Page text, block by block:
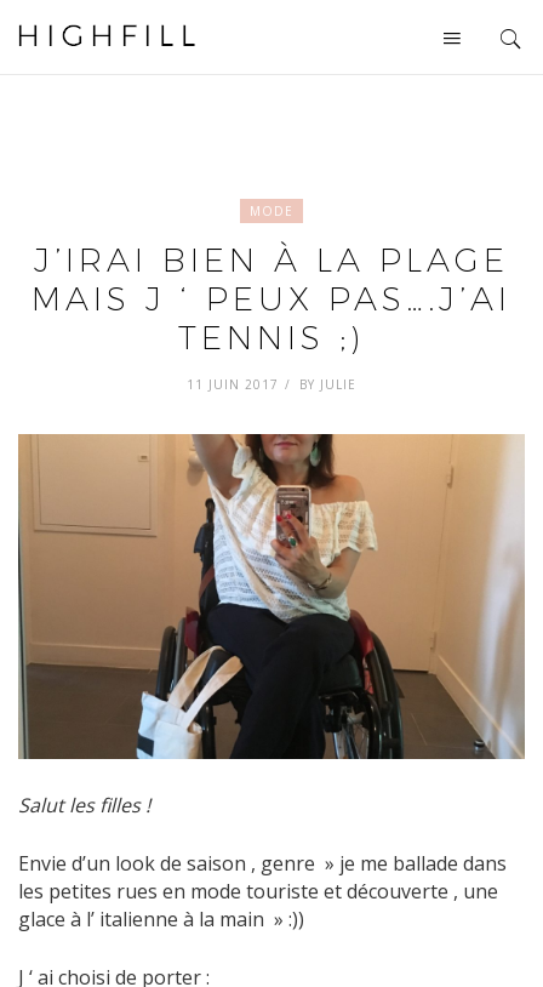
MODE
J’IRAI BIEN À LA PLAGE
MAIS J ‘ PEUX PAS….J’AI
TENNIS ;)
11 JUIN 2017 BY JULIE
Salut les filles !
Envie d’un look de saison , genre » je me ballade dans
les petites rues en mode touriste et découverte , une
glace à l’ italienne à la main » :))
J ‘ ai choisi de porter :